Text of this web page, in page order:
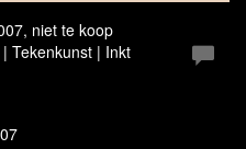
niet te koop
Tekenkunst | Inkt